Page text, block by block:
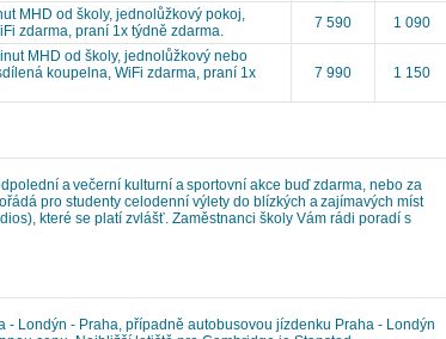
MHD od školy, jednolůžkový pokoj,
zdarma, praní 1x týdně zdarma.
7 590
1 090
MHD od školy, jednolůžkový nebo
koupelna, WiFi zdarma, praní 1x
7 990 1 150
a večerní kulturní a sportovní akce buď zdarma, nebo za
pro studenty celodenní výlety do blízkých a zajímavých míst
které se platí zvlášť. Zaměstnanci školy Vám rádi poradí s
- Londýn - Praha, případně autobusovou jízdenku Praha - Londýn